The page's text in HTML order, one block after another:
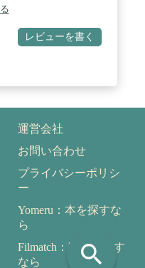
熟練の職人技で醸
うよう開発されたオ
、毎日飲みたくなる
ビールです。 /
】川場ビール10本
旨みが調和したビー
プラザ自慢の地ビ
造し続けて以来、
「ジャパン・アジ
。TV含む多数メデ
ビールを是非ご賞味
箱でギフトにも】ス
日プレゼント、クリ
の日、バレンタイ
レビューを書く
search
運営会社
お問い合わせ
プライバシーポリシ
ー
Yomeru：本を探すな
ら
Filmatch：映画を探す
なら